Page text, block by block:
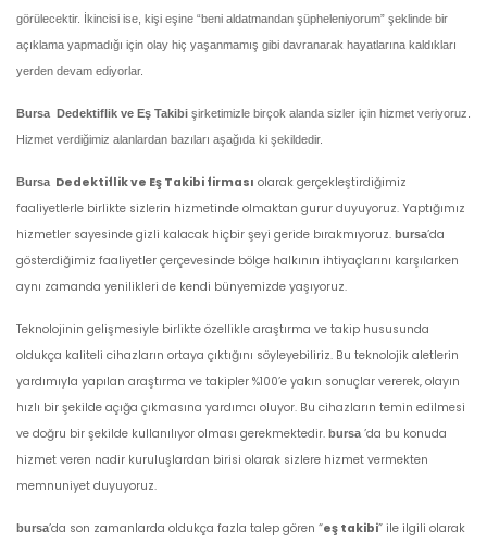
görülecektir. İkincisi ise, kişi eşine “beni aldatmandan şüpheleniyorum” şeklinde bir
açıklama yapmadığı için olay hiç yaşanmamış gibi davranarak hayatlarına kaldıkları
yerden devam ediyorlar.
Bursa Dedektiflik ve Eş Takibi şirketimizle birçok alanda sizler için hizmet veriyoruz.
Hizmet verdiğimiz alanlardan bazıları aşağıda ki şekildedir.
Bursa Dedektiflik ve Eş Takibi firması olarak gerçekleştirdiğimiz
faaliyetlerle birlikte sizlerin hizmetinde olmaktan gurur duyuyoruz. Yaptığımız
hizmetler sayesinde gizli kalacak hiçbir şeyi geride bırakmıyoruz. bursa’da
gösterdiğimiz faaliyetler çerçevesinde bölge halkının ihtiyaçlarını karşılarken
aynı zamanda yenilikleri de kendi bünyemizde yaşıyoruz.
Teknolojinin gelişmesiyle birlikte özellikle araştırma ve takip hususunda
oldukça kaliteli cihazların ortaya çıktığını söyleyebiliriz. Bu teknolojik aletlerin
yardımıyla yapılan araştırma ve takipler %100’e yakın sonuçlar vererek, olayın
hızlı bir şekilde açığa çıkmasına yardımcı oluyor. Bu cihazların temin edilmesi
ve doğru bir şekilde kullanılıyor olması gerekmektedir. bursa ’da bu konuda
hizmet veren nadir kuruluşlardan birisi olarak sizlere hizmet vermekten
memnuniyet duyuyoruz.
bursa’da son zamanlarda oldukça fazla talep gören “eş takibi” ile ilgili olarak